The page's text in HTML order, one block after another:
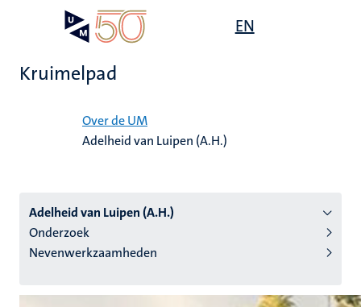
EN
Kruimelpad
Over de UM
Adelheid van Luipen (A.H.)
Adelheid van Luipen (A.H.)
Onderzoek
Nevenwerkzaamheden